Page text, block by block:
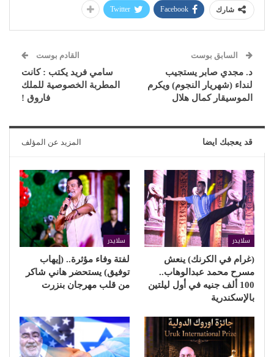
شارك Facebook
Twitter
السابق بوست
د. مجدي صابر يستجيب
لنداء (شهريار النجوم) ويكرم
الموسيقار كمال هلال
القادم بوست
سامي فريد يكتب : كانت
المطربة الخصوصية للملك
فاروق !
قد يعجبك ايضا المزيد عن المؤلف
سلايدر
(غرام في الكرنك) ينعش
مسرح محمد عبدالوهاب..
100 ألف جنيه في أول ليلتين
بالإسكندرية
سلايدر
لفتة وفاء مؤثرة.. (إيهاب
توفيق) يستحضر هاني شاكر
من قلب مهرجان بنزرت